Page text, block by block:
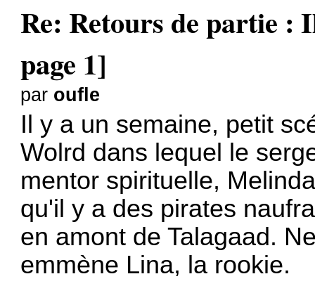
Re: Retours de partie :
page 1]
par oufle
Il y a un semaine, petit
Wolrd dans lequel le
mentor spirituelle,
qu'il y a des pirates
en amont de Talagaad.
emmène Lina, la rookie.